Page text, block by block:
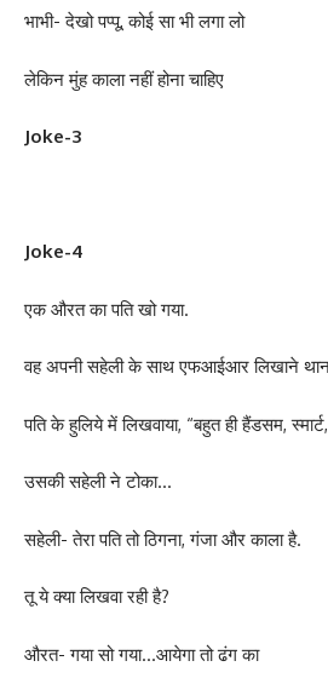
भाभी- देखो पप्पू, कोई सा भी लगा लो
लेकिन मुंह काला नहीं होना चाहिए
Joke-3
Joke-4
एक औरत का पति खो गया.
वह अपनी सहेली के साथ एफआईआर लिखाने
पति के हुलिये में लिखवाया, “बहुत ही हैंडसम,
उसकी सहेली ने टोका…
सहेली- तेरा पति तो ठिगना, गंजा और काला है.
तू ये क्या लिखवा रही है?‎
औरत- गया सो गया…आयेगा तो ढंग का